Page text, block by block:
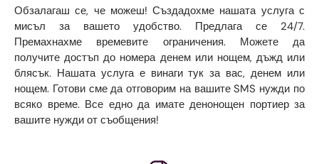
Обзалагаш се, че можеш! Създадохме нашата услуга с
мисъл за вашето удобство. Предлага се 24/7.
Премахнахме времевите ограничения. Можете да
получите достъп до номера денем или нощем, дъжд или
блясък. Нашата услуга е винаги тук за вас, денем или
нощем. Готови сме да отговорим на вашите SMS нужди по
всяко време. Все едно да имате денонощен портиер за
вашите нужди от съобщения!